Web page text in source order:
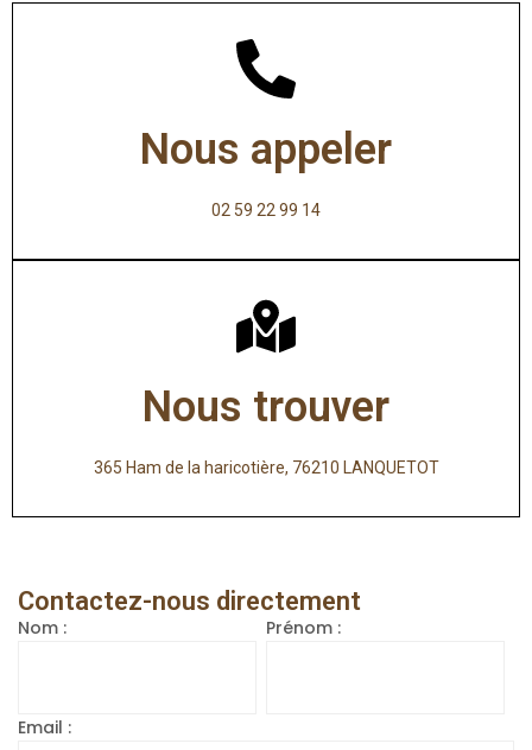
Nous appeler
02 59 22 99 14
Nous trouver
365 Ham de la haricotière, 76210 LANQUETOT
Contactez-nous directement
Nom : Prénom :
Email :